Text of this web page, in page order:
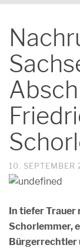
10. SEPTEMBER
In tiefer Trauer
Schorlemmer,
Bürgerrechtler